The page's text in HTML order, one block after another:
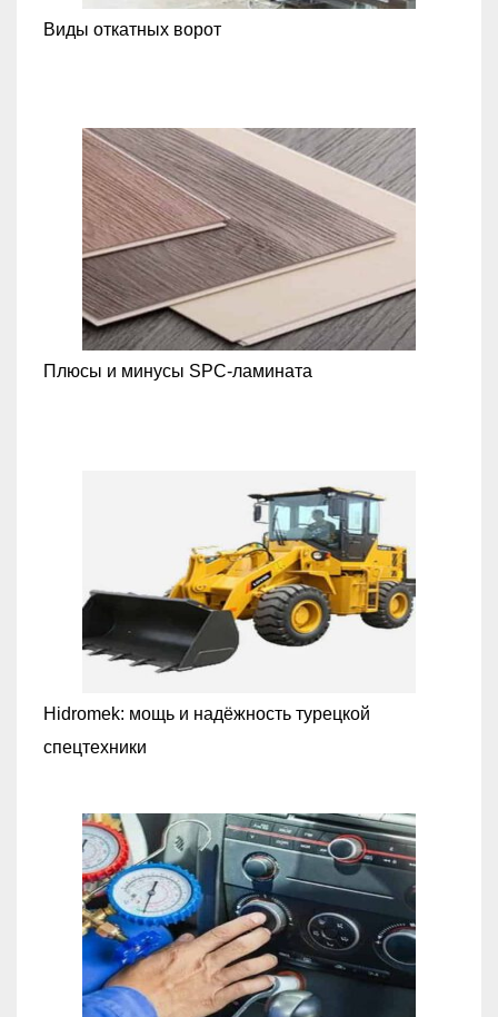
Виды откатных ворот
Плюсы и минусы SPC-ламината
Hidromek: мощь и надёжность турецкой
спецтехники